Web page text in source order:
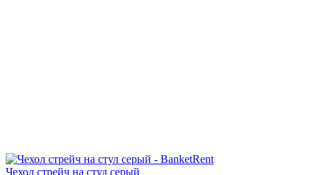
Чехол стрейч на стул серый